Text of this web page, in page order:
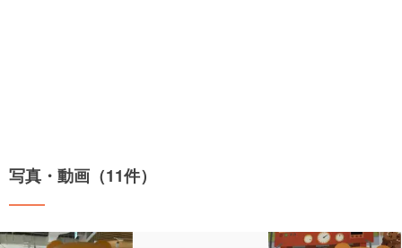
写真・動画（11件）